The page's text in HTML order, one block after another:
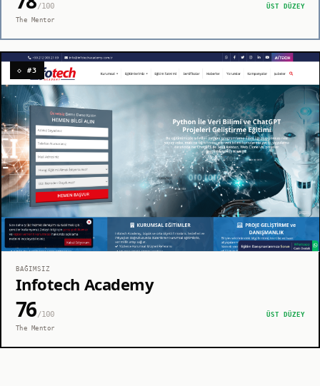
/100
ÜST DÜZEY
The Mentor
◇ #3
BAĞIMSIZ
Infotech Academy
76/100
ÜST DÜZEY
The Mentor